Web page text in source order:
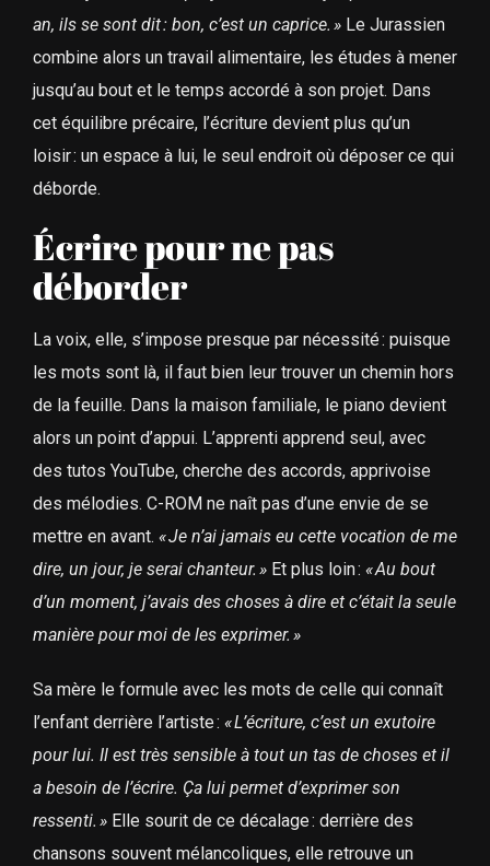
an, ils se sont dit: bon, c’est un caprice. »Le Jurassien
combine alors un travail alimentaire, les études à mener
jusqu’au bout et le temps accordé à son projet. Dans
cet équilibre précaire, l’écriture devient plus qu’un
loisir : un espace à lui, le seul endroit où déposer ce qui
déborde.
Écrire pour ne pas
déborder
La voix, elle, s’impose presque par nécessité : puisque
les mots sont là, il faut bien leur trouver un chemin hors
de la feuille. Dans la maison familiale, le piano devient
alors un point d’appui. L’apprenti apprend seul, avec
des tutos YouTube, cherche des accords, apprivoise
des mélodies. C-ROM ne naît pas d’une envie de se
mettre en avant. «Je n’ai jamais eu cette vocation de me
dire, un jour, je serai chanteur. »Et plus loin : «Au bout
d’un moment, j’avais des choses à dire et c’était la seule
manière pour moi de les exprimer. »
Sa mère le formule avec les mots de celle qui connaît
l’enfant derrière l’artiste : «L’écriture, c’est un exutoire
pour lui. Il est très sensible à tout un tas de choses et il
a besoin de l’écrire. Ça lui permet d’exprimer son
ressenti. »Elle sourit de ce décalage : derrière des
chansons souvent mélancoliques, elle retrouve un